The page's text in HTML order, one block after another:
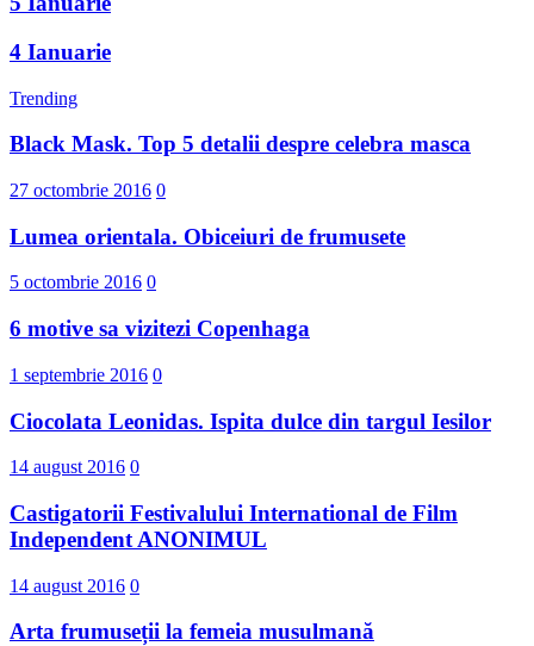
4 Ianuarie
Trending
Black Mask. Top 5 detalii despre celebra masca
27 octombrie 2016 0
Lumea orientala. Obiceiuri de frumusete
5 octombrie 2016 0
6 motive sa vizitezi Copenhaga
1 septembrie 2016 0
Ciocolata Leonidas. Ispita dulce din targul Iesilor
14 august 2016 0
Castigatorii Festivalului International d​e Film
Independent ANONIMUL
14 august 2016 0
Arta frumuseții la femeia musulmană